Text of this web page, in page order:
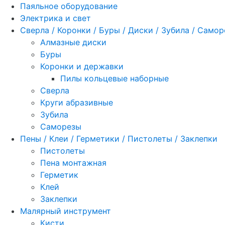
Паяльное оборудование
Электрика и свет
Сверла / Коронки / Буры / Диски / Зубила /
Алмазные диски
Буры
Коронки и державки
Пилы кольцевые наборные
Сверла
Круги абразивные
Зубила
Саморезы
Пены / Клеи / Герметики / Пистолеты / Заклепки
Пистолеты
Пена монтажная
Герметик
Клей
Заклепки
Малярный инструмент
Кисти